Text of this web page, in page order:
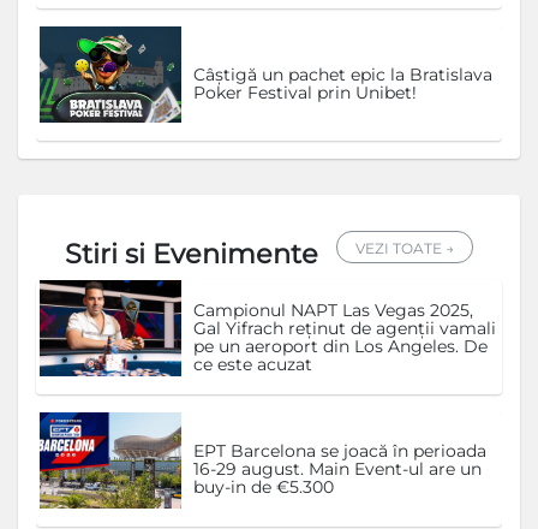
Câștigă un pachet epic la Bratislava
Poker Festival prin Unibet!
Stiri si Evenimente VEZI TOATE →
Campionul NAPT Las Vegas 2025,
Gal Yifrach reținut de agenții vamali
pe un aeroport din Los Angeles. De
ce este acuzat
EPT Barcelona se joacă în perioada
16-29 august. Main Event-ul are un
buy-in de €5.300